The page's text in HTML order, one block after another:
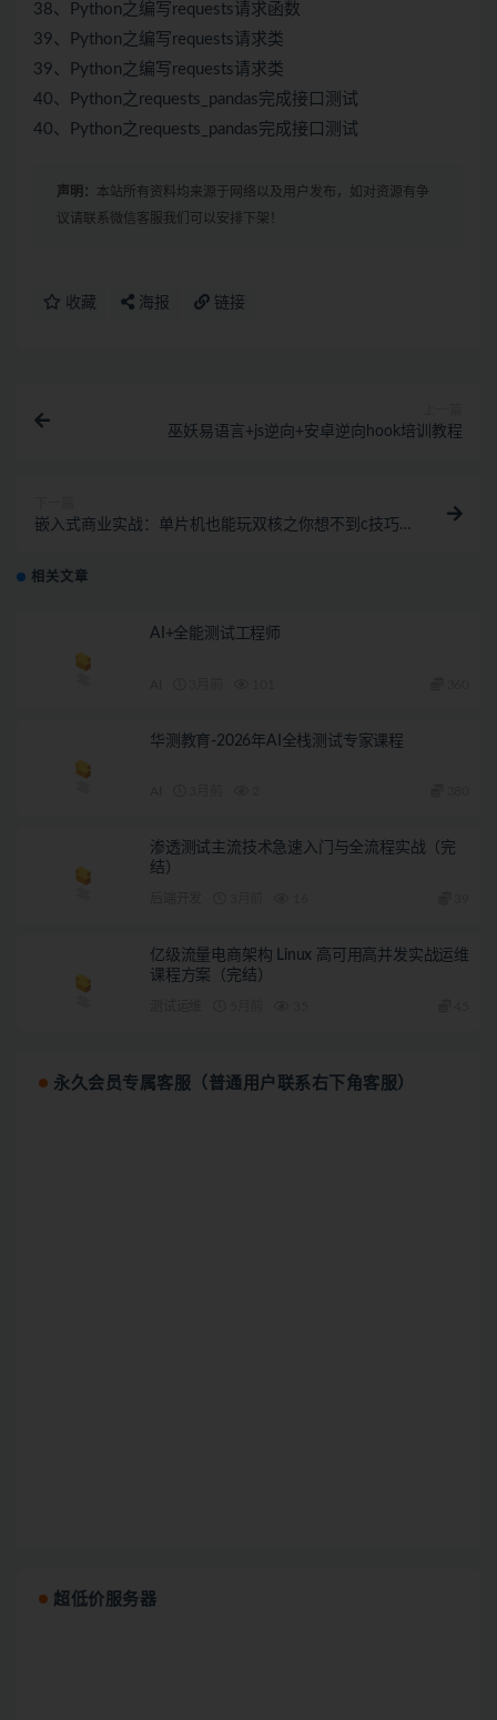
38、Python之编写requests请求函数
39、Python之编写requests请求类
39、Python之编写requests请求类
40、Python之requests_pandas完成接口 测试
40、Python之requests_pandas完成接口 测试
声明： 本站所有资料均来源于网络以及用户发布，如对资源有争
议请联系微信客服我们可以安排下架！
收藏 海报 链接
巫妖易语言+js逆向+安卓逆向hook培训教程
嵌入式商业实战：单片机也能玩双核之你想不到c技巧
相关文章
AI+全能测试工程师
华测教育-2026年AI全栈测试专家课程
渗透测试主流技术急速入门与全流程实战（完
结）
亿级流量电商架构 Linux 高可用高并发实战运维
课程方案（完结）
永久会员专属客服（普通用户联系右下角客服）
超低价服务器